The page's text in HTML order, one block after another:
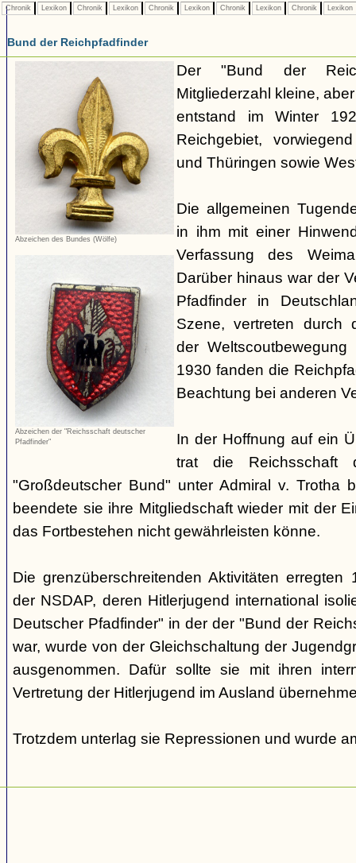
Chronik Lexikon Chronik Lexikon Chronik Lexikon Chronik Lexikon Chronik Lexikon
Bund der Reichpfadfinder
Abzeichen des Bundes (Wölfe)
Abzeichen der "Reichsschaft deutscher
Pfadfinder"
Der "Bund der
Mitgliederzahl kleine,
entstand im Winter
Reichgebiet,
und Thüringen sowie
Die allgemeinen
in ihm mit einer
Verfassung des
Darüber hinaus war der
Pfadfinder in
Szene, vertreten durch
der
1930 fanden die
Beachtung bei anderen
In der Hoffnung auf ein
trat die Reichsschaft
"Großdeutscher Bund" unter Admiral v. Trotha
beendete sie ihre Mitgliedschaft wieder mit der
das Fortbestehen nicht gewährleisten könne.
Die grenzüberschreitenden Aktivitäten
der NSDAP, deren Hitlerjugend international
Deutscher Pfadfinder" in der der "Bund der
war, wurde von der Gleichschaltung der
ausgenommen. Dafür sollte sie mit ihren
Vertretung der Hitlerjugend im Ausland
Trotzdem unterlag sie Repressionen und wurde